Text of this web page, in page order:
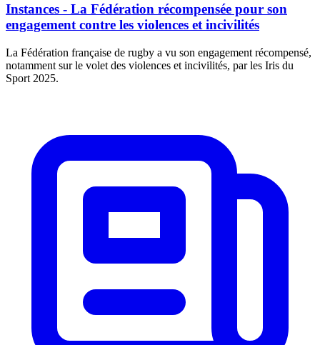
Instances - La Fédération récompensée pour son
engagement contre les violences et incivilités
La Fédération française de rugby a vu son engagement récompensé,
notamment sur le volet des violences et incivilités, par les Iris du
Sport 2025.